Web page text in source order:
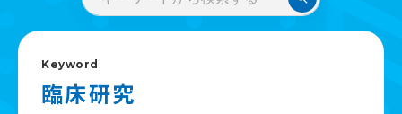
活用事例
Keyword
臨床研究